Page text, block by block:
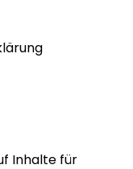
Inhalte für